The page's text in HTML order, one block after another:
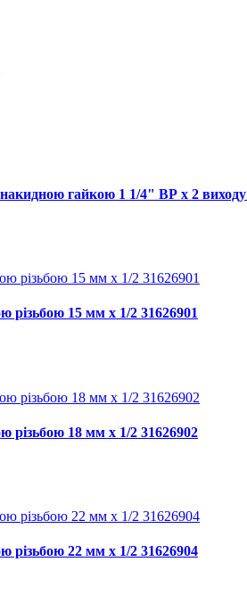
гайкою 1 1/4" ВР х 2
різьбою 15 мм х 1/2 31626901
різьбою 18 мм х 1/2 31626902
різьбою 22 мм х 1/2 31626904